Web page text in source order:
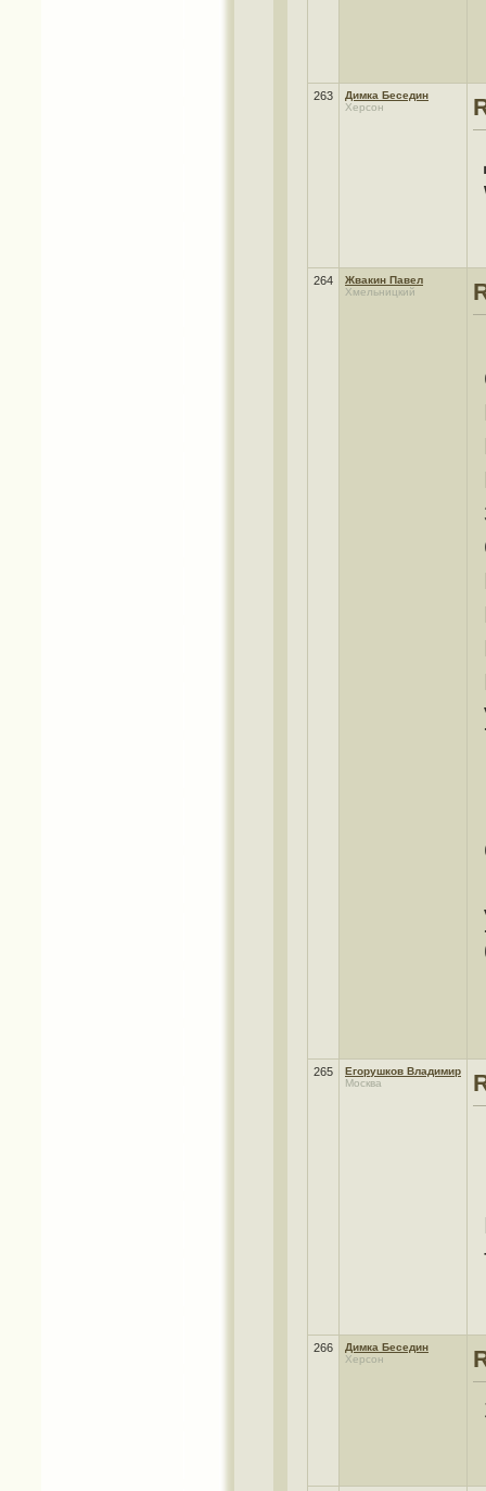
263
Димка Беседин
Херсон
264
Жвакин Павел
Хмельницкий
265
Егорушков Владимир
Москва
266
Димка Беседин
Херсон